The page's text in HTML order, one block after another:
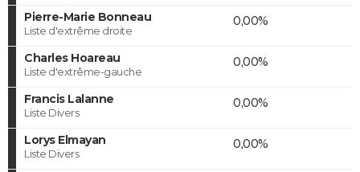
Pierre-Marie Bonneau
Liste d'extrême droite
0,00%
Charles Hoareau
Liste d'extrême-gauche
0,00%
Francis Lalanne
Liste Divers
0,00%
Lorys Elmayan
Liste Divers
0,00%